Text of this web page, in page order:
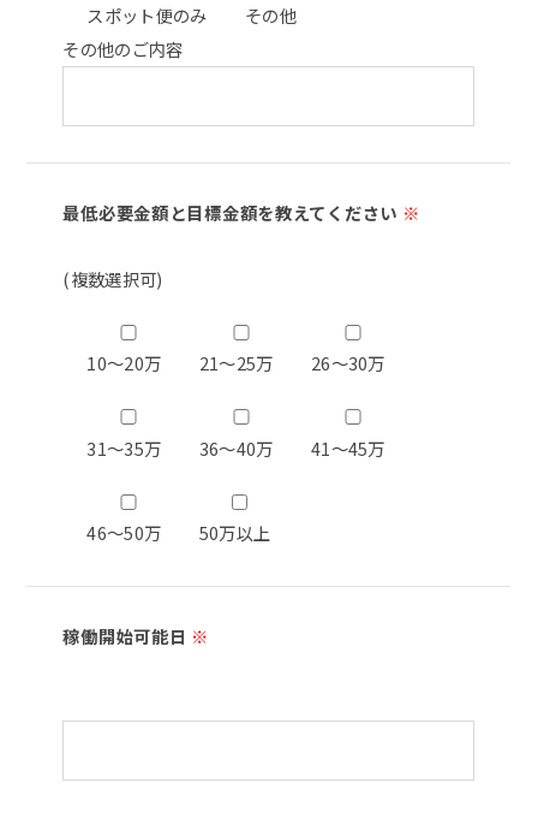
スポット便のみ
その他
その他のご内容
最低必要金額と目標金額を教えてください ※
(複数選択可)
10～20万 21～25万 26～30万
31～35万 36～40万 41～45万
46～50万 50万以上
稼働開始可能日 ※